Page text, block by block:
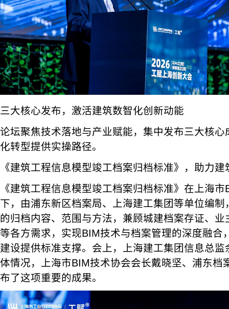
三大核心发布，激活建筑数智化创新动能
论坛聚焦技术落地与产业赋能，集中发布三大核
化转型提供实操路径。
《建筑工程信息模型竣工档案归档标准》，助力
《建筑工程信息模型竣工档案归档标准》在上海
下，由浦东新区档案局、上海建工集团等单位编
的归档内容、范围与方法，兼顾城建档案存证、
等各方需求，实现BIM技术与档案管理的深度融合
建设提供标准支撑。会上，上海建工集团信息总
体情况，上海市BIM技术协会会长戴晓坚、浦东档
布了这项重要的成果。